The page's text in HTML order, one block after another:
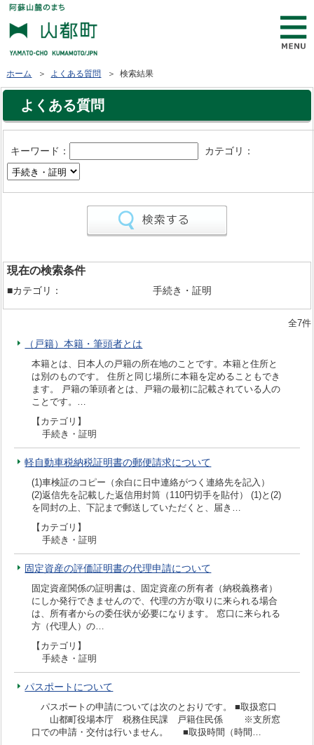
ホーム ＞ よくある質問 ＞ 検索結果
よくある質問
キーワード： カテゴリ：
現在の検索条件
■カテゴリ： 手続き・証明
全7件
（戸籍）本籍・筆頭者とは
本籍とは、日本人の戸籍の所在地のことです。本籍と住所と
は別のものです。 住所と同じ場所に本籍を定めることもでき
ます。 戸籍の筆頭者とは、戸籍の最初に記載されている人の
ことです。…
【カテゴリ】
手続き・証明
軽自動車税納税証明書の郵便請求について
(1)車検証のコピー（余白に日中連絡がつく連絡先を記入）
(2)返信先を記載した返信用封筒（110円切手を貼付） (1)と(2)
を同封の上、下記まで郵送していただくと、届き…
【カテゴリ】
手続き・証明
固定資産の評価証明書の代理申請について
固定資産関係の証明書は、固定資産の所有者（納税義務者）
にしか発行できませんので、代理の方が取りに来られる場合
は、所有者からの委任状が必要になります。 窓口に来られる
方（代理人）の…
【カテゴリ】
手続き・証明
パスポートについて
パスポートの申請については次のとおりです。 ■取扱窓口
山都町役場本庁 税務住民課 戸籍住民係 ※支所窓
口での申請・交付は行いません。 ■取扱時間（時間…